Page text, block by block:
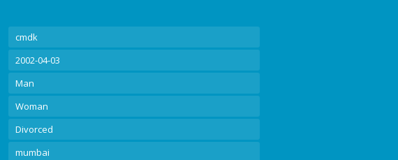
cmdk
2002-04-03
Man
Woman
Divorced
mumbai